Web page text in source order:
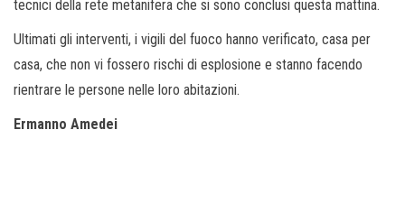
tecnici della rete metanifera che si sono conclusi questa mattina.
Ultimati gli interventi, i vigili del fuoco hanno verificato, casa per
casa, che non vi fossero rischi di esplosione e stanno facendo
rientrare le persone nelle loro abitazioni.
Ermanno Amedei